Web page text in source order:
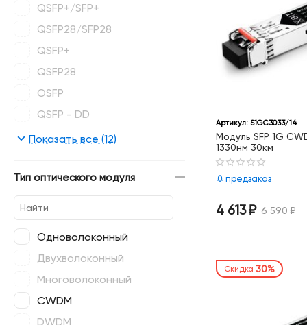
Артикул: S1GC3033/14
Модуль SFP 1G
1330нм 30км
предзаказ
6 590 ₽
4 613₽
Скидка 30%
QSFP+/SFP+
QSFP28/SFP28
QSFP+
QSFP28
OSFP
QSFP - DD
CFP2
Показать все (12)
Тип оптического модуля
Одноволоконный
Двухволоконный
Многоволоконный
CWDM
DWDM